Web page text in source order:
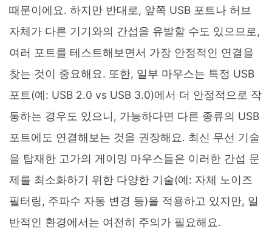
때문이에요. 하지만 반대로, 앞쪽 USB 포트나 허브
자체가 다른 기기와의 간섭을 유발할 수도 있으므로,
여러 포트를 테스트해보면서 가장 안정적인 연결을
찾는 것이 중요해요. 또한, 일부 마우스는 특정 USB
포트(예: USB 2.0 vs USB 3.0)에서 더 안정적으로 작
동하는 경우도 있으니, 가능하다면 다른 종류의 USB
포트에도 연결해보는 것을 권장해요. 최신 무선 기술
을 탑재한 고가의 게이밍 마우스들은 이러한 간섭 문
제를 최소화하기 위한 다양한 기술(예: 자체 노이즈
필터링, 주파수 자동 변경 등)을 적용하고 있지만, 일
반적인 환경에서는 여전히 주의가 필요해요.